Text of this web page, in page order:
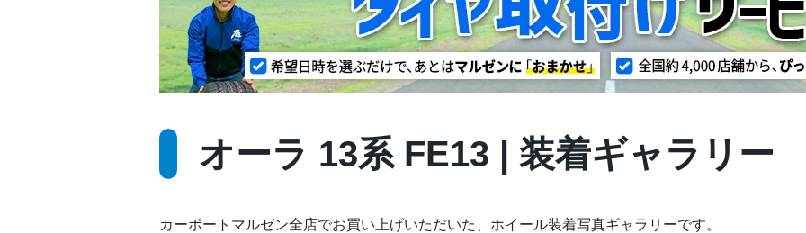
オーラ 13系 FE13 | 装着ギャラリー
カーポートマルゼン全店でお買い上げいただいた、ホイール装着写真ギャラリーです。